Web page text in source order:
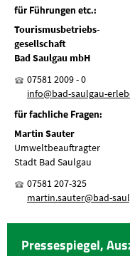
für Führungen etc.:
Tourismusbetriebs-
gesellschaft
Bad Saulgau mbH
07581 2009 - 0
nf
b d-s lg - rl b
für fachliche Fragen:
Martin Sauter
Umweltbeauftragter
Stadt Bad Saulgau
07581 207-325
m rt n s t r b d-s
Pressespiegel,